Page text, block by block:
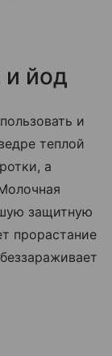
и йод
и
теплой
а
защитную
прорастание